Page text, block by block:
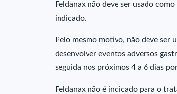
Feldanax não deve ser usado
indicado.
Pelo mesmo motivo, não deve ser
desenvolver eventos adversos
seguida nos próximos 4 a 6 dias
Feldanax não é indicado para o